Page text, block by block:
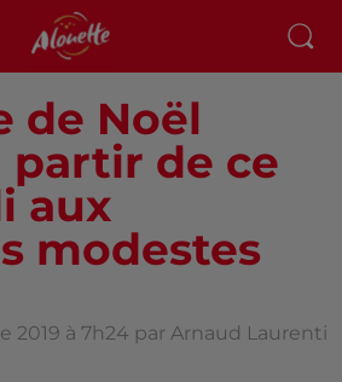
de Noël
partir de ce
aux
modestes
2019 à 7h24 par Arnaud Laurenti